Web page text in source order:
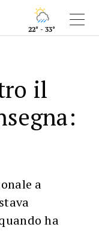
22° - 33°
il
a
ha